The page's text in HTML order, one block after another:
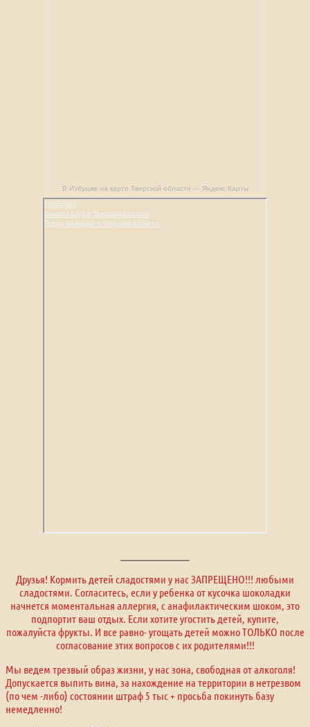
В Избушке на карте Тверской области — Яндекс Карты
В Избушке
Конный клуб в Тверской области
Отдых на ферме в Тверской области
Друзья! Кормить детей сладостями у нас ЗАПРЕЩЕНО!!! любыми
сладостями. Согласитесь, если у ребенка от кусочка шоколадки
начнется моментальная аллергия, с анафилактическим шоком, это
подпортит ваш отдых. Если хотите угостить детей, купите,
пожалуйста фрукты. И все равно- угощать детей можно ТОЛЬКО после
согласование этих вопросов с их родителями!!!
Мы ведем трезвый образ жизни, у нас зона, свободная от алкоголя!
Допускается выпить вина, за нахождение на территории в нетрезвом
(по чем -либо) состоянии штраф 5 тыс + просьба покинуть базу
немедленно!